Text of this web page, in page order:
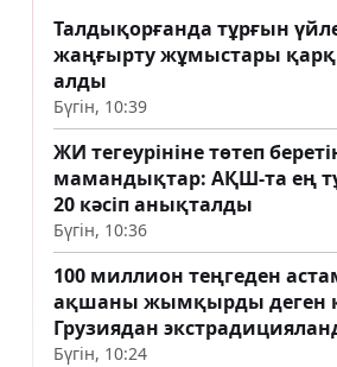
Талдықорғанда тұрғын
жаңғырту жұмыстары
алды
Бүгін, 10:39
ЖИ тегеурініне төтеп
мамандықтар: АҚШ-та ең
20 кәсіп анықталды
Бүгін, 10:36
100 миллион теңгеден
ақшаны жымқырды деген
Грузиядан
Бүгін, 10:24